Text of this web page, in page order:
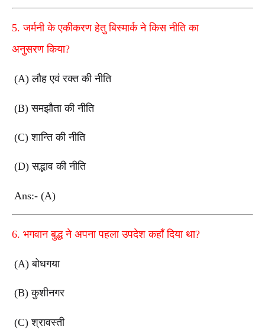
5. जर्मनी के एकीकरण हेतु बिस्मार्क ने किस नीति का
अनुसरण किया?
(A) लौह एवं रक्त की नीति
(B) समझौता की नीति
(C) शान्ति की नीति
(D) सद्भाव की नीति
Ans:- (A)
6. भगवान बुद्ध ने अपना पहला उपदेश कहाँ दिया था?
(A) बोधगया
(B) कुशीनगर
(C) श्रावस्ती